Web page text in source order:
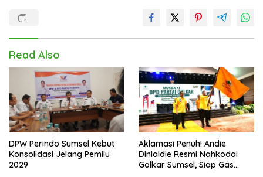
Read Also
DPW Perindo Sumsel Kebut
Konsolidasi Jelang Pemilu
2029
Aklamasi Penuh! Andie
Dinialdie Resmi Nahkodai
Golkar Sumsel, Siap Gas